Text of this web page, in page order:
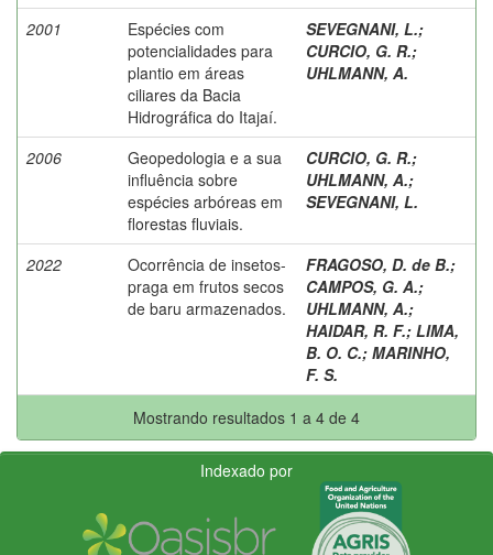
2001
Espécies com
potencialidades para
plantio em áreas
ciliares da Bacia
Hidrográfica do Itajaí.
SEVEGNANI, L.;
CURCIO, G. R.;
UHLMANN, A.
2006
Geopedologia e a sua
influência sobre
espécies arbóreas em
florestas fluviais.
CURCIO, G. R.;
UHLMANN, A.;
SEVEGNANI, L.
2022
Ocorrência de insetos-
praga em frutos secos
de baru armazenados.
FRAGOSO, D. de B.;
CAMPOS, G. A.;
UHLMANN, A.;
HAIDAR, R. F.; LIMA,
B. O. C.; MARINHO,
F. S.
Mostrando resultados 1 a 4 de 4
Indexado por